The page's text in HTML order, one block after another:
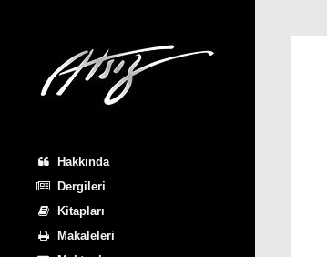
Hakkında
Dergileri
Kitapları
Makaleleri